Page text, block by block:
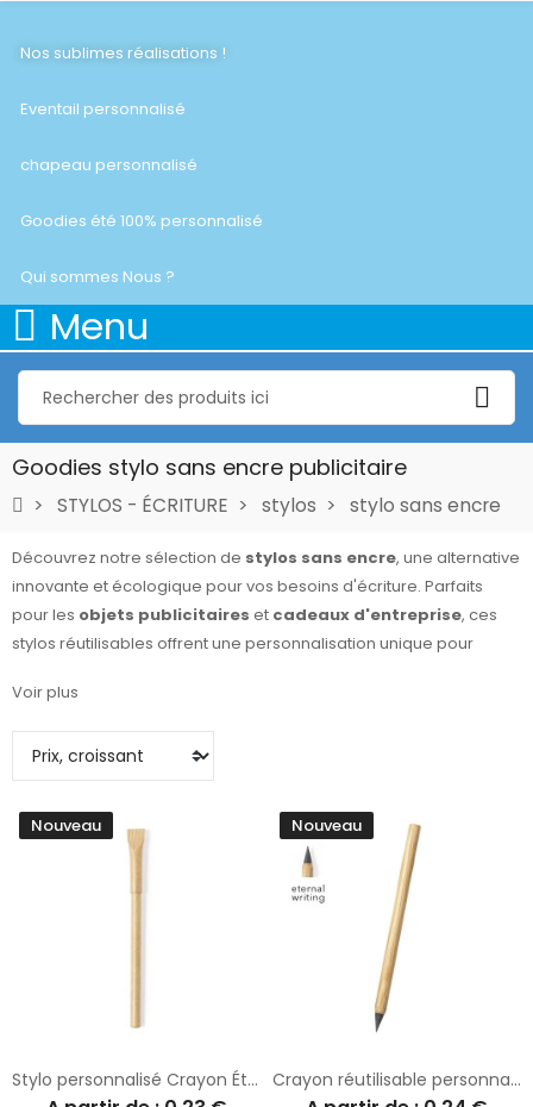
Nos sublimes réalisations !
Eventail personnalisé
chapeau personnalisé
Goodies été 100% personnalisé
Qui sommes Nous ?
Menu
Goodies stylo sans encre publicitaire
STYLOS - ÉCRITURE stylos stylo sans encre
Découvrez notre sélection de stylos sans encre, une alternative
innovante et écologique pour vos besoins d'écriture. Parfaits
pour les objets publicitaires et cadeaux d'entreprise, ces
stylos réutilisables offrent une personnalisation unique pour
bureaux ou les événements, ils allient praticité et durabilité. Optez
pour une solution d'écriture respectueuse de l'environnement
tout en faisant passer un message fort avec des
personnalisés. Explorez nos modèles variés et trouvez le stylo
qui correspond le mieux à votre image de marque.
Voir plus
Nouveau
Stylo personnalisé Crayon Éternel Yeidy
Nouveau
Crayon réutilisable personnalisé Tebel